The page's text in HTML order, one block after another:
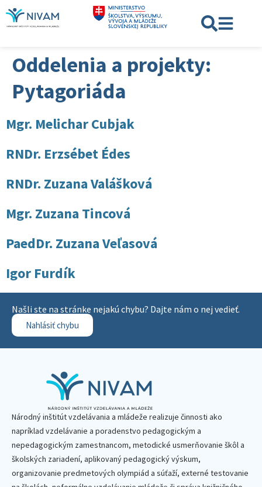
Oddelenia a projekty:
Pytagoriáda
Mgr. Melichar Cubjak
RNDr. Erzsébet Édes
RNDr. Zuzana Valášková
Mgr. Zuzana Tincová
PaedDr. Zuzana Veľasová
Igor Furdík
Našli ste na stránke nejakú chybu? Dajte nám o nej vedieť.
Nahlásiť chybu
Národný inštitút vzdelávania a mládeže realizuje činnosti ako
napríklad vzdelávanie a poradenstvo pedagogickým a
nepedagogickým zamestnancom, metodické usmerňovanie škôl a
školských zariadení, aplikovaný pedagogický výskum,
organizovanie predmetových olympiád a súťaží, externé testovanie